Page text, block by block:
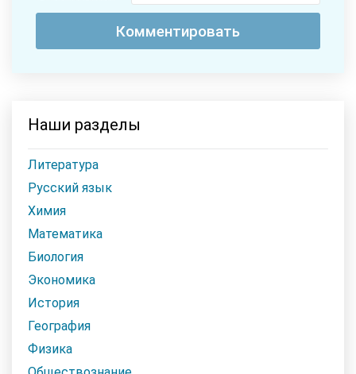
Наши разделы
Литература
Русский язык
Химия
Математика
Биология
Экономика
История
География
Физика